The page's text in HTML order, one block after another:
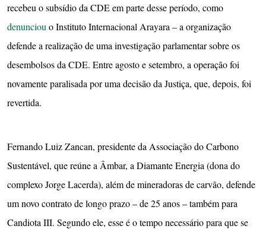
recebeu o subsídio da CDE em parte desse período, como
denunciou o Instituto Internacional Arayara – a organização
defende a realização de uma investigação parlamentar sobre os
desembolsos da CDE. Entre agosto e setembro, a operação foi
novamente paralisada por uma decisão da Justiça, que, depois, foi
revertida.
Fernando Luiz Zancan, presidente da Associação do Carbono
Sustentável, que reúne a Âmbar, a Diamante Energia (dona do
complexo Jorge Lacerda), além de mineradoras de carvão, defende
um novo contrato de longo prazo – de 25 anos – também para
Candiota III. Segundo ele, esse é o tempo necessário para que se